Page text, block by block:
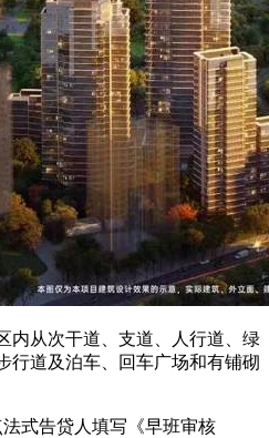
从次干道、支道、人行道、绿
行道及泊车、回车广场和有铺砌
式告贷人填写《早班审核